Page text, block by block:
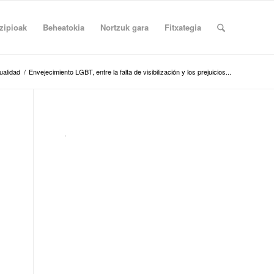
Beheatokia Nortzuk gara Fitxategia
/ Envejecimiento LGBT, entre la falta de visibilización y los prejuicios...
.